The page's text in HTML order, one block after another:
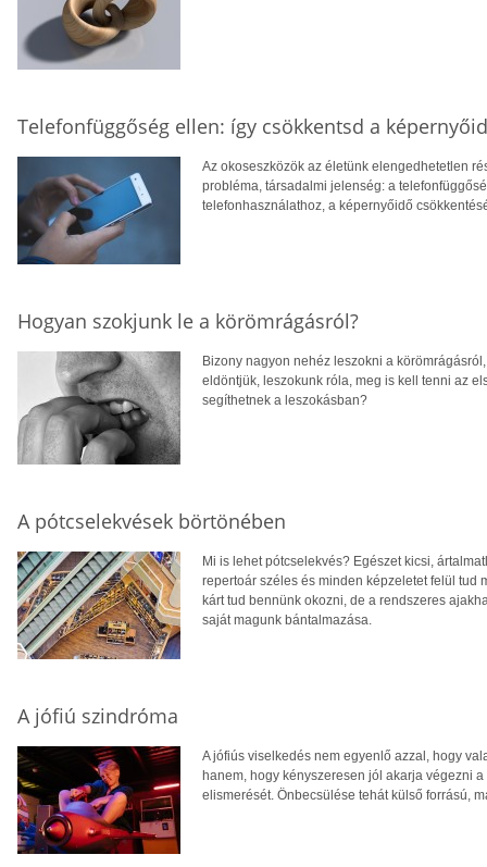
Telefonfüggőség ellen: így csökkentsd a
Az okoseszközök az életünk elengedhetetlen
probléma, társadalmi jelenség: a
telefonhasználathoz, a képernyőidő
Hogyan szokjunk le a körömrágásról?
Bizony nagyon nehéz leszokni a
eldöntjük, leszokunk róla, meg is kell tenni az
segíthetnek a leszokásban?
A pótcselekvések börtönében
Mi is lehet pótcselekvés? Egészet kicsi,
repertoár széles és minden képzeletet felül tud
kárt tud bennünk okozni, de a rendszeres
saját magunk bántalmazása.
A jófiú szindróma
A jófiús viselkedés nem egyenlő azzal, hogy
hanem, hogy kényszeresen jól akarja végezni
elismerését. Önbecsülése tehát külső forrású,